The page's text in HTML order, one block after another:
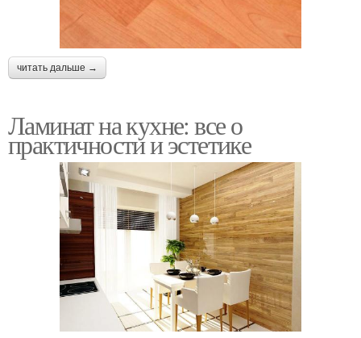
читать дальше →
Ламинат на кухне: все о
практичности и эстетике